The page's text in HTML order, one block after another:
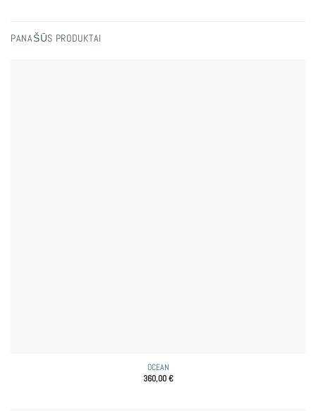
PANAŠŪS PRODUKTAI
OCEAN
360,00€